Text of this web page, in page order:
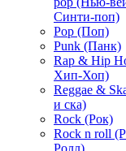
Синти-поп)
Pop (Поп)
Punk (Панк)
Rap & Hip
Хип-Хоп)
Reggae &
и ска)
Rock (Рок)
Rock n roll
Ролл)